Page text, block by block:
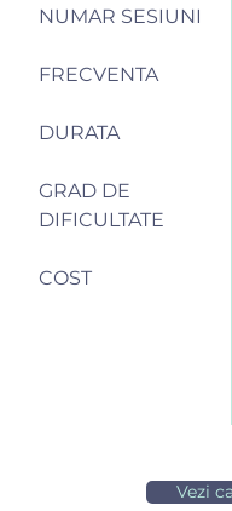
NUMAR SESIUNI
FRECVENTA
DURATA
GRAD DE
DIFICULTATE
COST
Vezi